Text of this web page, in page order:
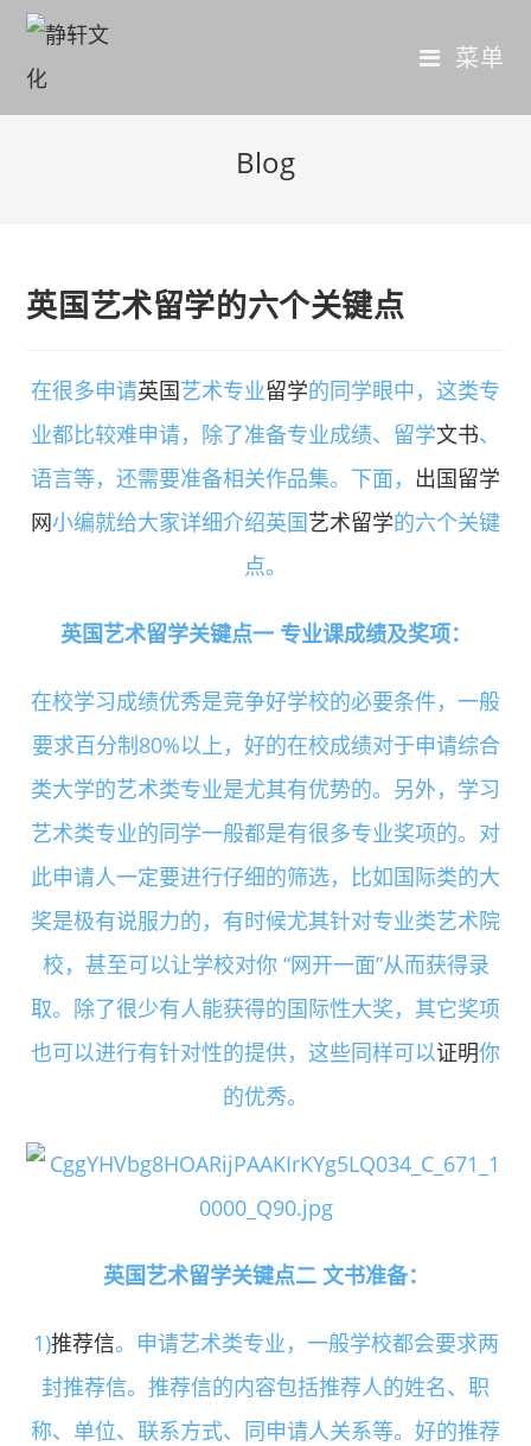
菜单
Blog
英国艺术留学的六个关键点
在很多申请英国艺术专业留学的同学眼中，这类专
业都比较难申请，除了准备专业成绩、留学文书、
语言等，还需要准备相关作品集。下面， 出国留学
网小编就给大家详细介绍英国艺术留学的六个关键
点。
英国艺术留学关键点一 专业课成绩及奖项：
在校学习成绩优秀是竞争好学校的必要条件，一般
要求百分制80%以上，好的在校成绩对于申请综合
类大学的艺术类专业是尤其有优势的。另外，学习
艺术类专业的同学一般都是有很多专业奖项的。对
此申请人一定要进行仔细的筛选，比如国际类的大
奖是极有说服力的，有时候尤其针对专业类艺术院
校，甚至可以让学校对你 “网开一面”从而获得录
取。除了很少有人能获得的国际性大奖，其它奖项
也可以进行有针对性的提供，这些同样可以证明你
的优秀。
英国艺术留学关键点二 文书准备：
1)推荐信。申请艺术类专业，一般学校都会要求两
封推荐信。推荐信的内容包括推荐人的姓名、职
称、单位、联系方式、同申请人关系等。好的推荐